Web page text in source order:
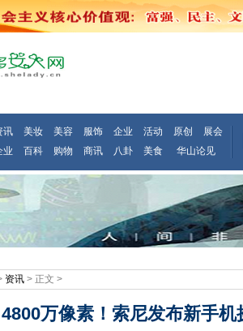
讯 美妆 美容 服饰 企业 活动 原创
展会
业 百科 购物 商讯 八卦 美食 华山论见
资讯 > 正文 >
4800万像素！索尼发布新手机